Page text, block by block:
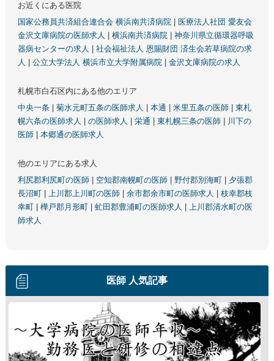
お近くにある医院
国家公務員共済組合連合会 横浜南共済病院
医療法人社団 愛友会
金沢文庫病院の医師求人
横浜南共済病院
神奈川県立循環器呼吸
器病センターの求人
社会福祉法人 恩賜財団 済生会若草病院の求
人
公立大学法人 横浜市立大学附属病院 金沢文庫病院の求人
札幌市白石区内にある他のエリア
中央一条
菊水元町五条の医師求人 本通 米里五条の医師
東札
幌六条の医師求人
の医師求人 栄通 東札幌三条の医師
川下の
医師
本郷通の医師求人
他のエリアにある求人
利尻郡利尻町の医師
空知郡南幌町の医師 野付郡別海町
夕張郡
長沼町
上川郡上川町の医師 余市郡余市町の医師求人
枝幸郡枝
幸町
樺戸郡月形町 虻田郡豊浦町の医師求人
上川郡清水町の医
師求人
医師 人気記事